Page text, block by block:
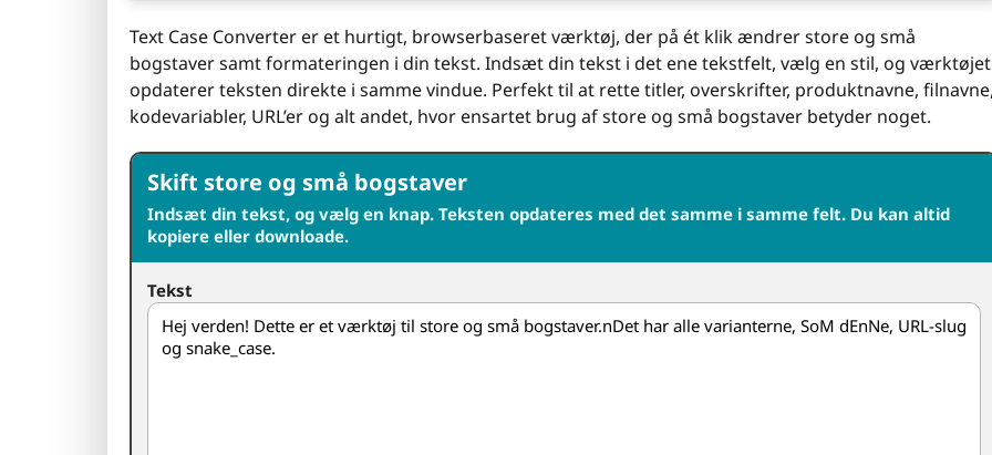
Text Case Converter er et hurtigt, browserbaseret værktøj, der på ét klik ændrer store og små
bogstaver samt formateringen i din tekst. Indsæt din tekst i det ene tekstfelt, vælg en stil, og værktøjet
opdaterer teksten direkte i samme vindue. Perfekt til at rette titler, overskrifter, produktnavne,
kodevariabler, URL’er og alt andet, hvor ensartet brug af store og små bogstaver betyder noget.
Skift store og små bogstaver
Indsæt din tekst, og vælg en knap. Teksten opdateres med det samme i samme felt. Du kan altid
kopiere eller downloade.
Tekst